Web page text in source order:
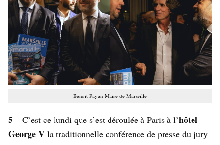
Benoit Payan Maire de Marseille
5 – C’est ce lundi que s’est déroulée à Paris à l’hôtel
George V la traditionnelle conférence de presse du jury